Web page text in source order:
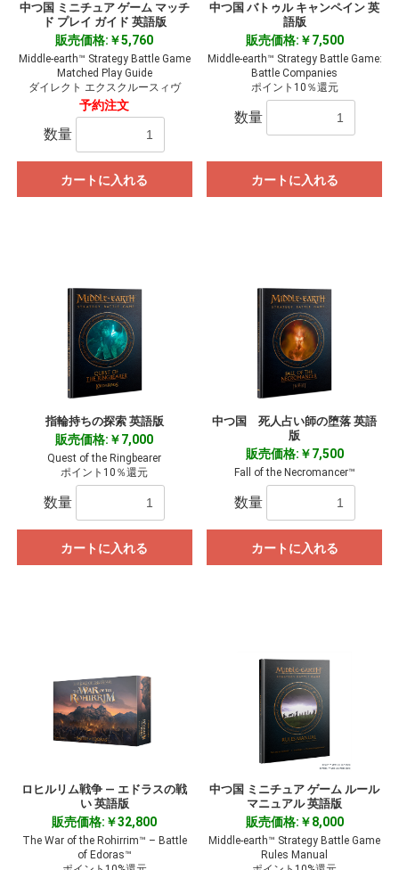
中つ国 ミニチュア ゲーム マッチ
ド プレイ ガイド 英語版
販売価格:￥5,760
Middle-earth™ Strategy Battle Game
Matched Play Guide
ダイレクト エクスクルースィヴ
予約注文
数量
カートに入れる
中つ国 バトゥル キャンペイン 英
語版
販売価格:￥7,500
Middle-earth™ Strategy Battle Game:
Battle Companies
ポイント10％還元
数量
カートに入れる
指輪持ちの探索 英語版
販売価格:￥7,000
Quest of the Ringbearer
ポイント10％還元
数量
カートに入れる
中つ国 死人占い師の堕落 英語
版
販売価格:￥7,500
Fall of the Necromancer™
数量
カートに入れる
ロヒルリム戦争 ― エドラスの戦
い 英語版
販売価格:￥32,800
The War of the Rohirrim™ – Battle
of Edoras™
中つ国 ミニチュア ゲーム ルール
マニュアル 英語版
販売価格:￥8,000
Middle-earth™ Strategy Battle Game
Rules Manual